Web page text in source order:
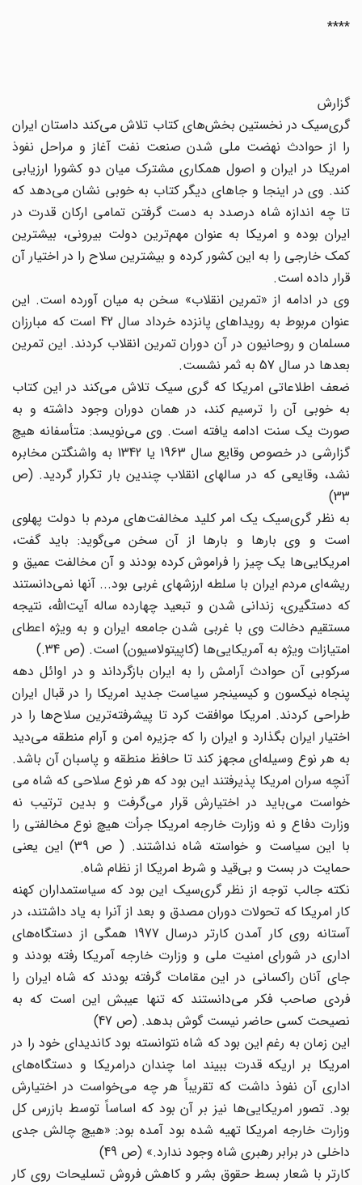
****
گزارش
گری‌سیک در نخستین بخش‌های کتاب تلاش می‌کند داستان ایران
را از حوادث نهضت ملی شدن صنعت نفت آغاز و مراحل نفوذ
امریکا در ایران و اصول همکاری مشترک میان دو کشورا ارزیابی
کند. وی در اینجا و جاهای دیگر کتاب به خوبی نشان می‌دهد که
تا چه اندازه شاه درصدد به دست گرفتن تمامی ارکان قدرت در
ایران بوده و امریکا به عنوان مهم‌ترین دولت بیرونی، بیشترین
کمک خارجی را به این کشور کرده و بیشترین سلاح را در اختیار آن
قرار داده است.
وی در ادامه از «تمرین انقلاب» سخن به میان آورده است. این
عنوان مربوط به رویداهای پانزده خرداد سال 42 است که مبارزان
مسلمان و روحانیون در آن دوران تمرین انقلاب کردند. این تمرین
بعدها در سال 57 به ثمر نشست.
ضعف اطلاعاتی امریکا که گری سیک تلاش می‌کند در این کتاب
به خوبی آن را ترسیم کند، در همان دوران وجود داشته و به
صورت یک سنت ادامه یافته است. وی می‌نویسد: متأسفانه هیچ
گزارشی در خصوص وقایع سال 1963 یا 1342 به واشنگتن مخابره
نشد، وقایعی که در سالهای انقلاب چندین بار تکرار گردید. (ص
33)
به نظر گری‌سیک یک امر کلید مخالفت‌های مردم با دولت پهلوی
است و وی بارها و بارها از آن سخن می‌گوید: باید گفت،
امریکایی‌ها یک چیز را فراموش کرده بودند و ‌آن مخالفت عمیق و
ریشه‌ای مردم ایران با سلطه ارزشهای غربی بود... آنها نمی‌دانستند
که دستگیری، زندانی شدن و تبعید چهارده ساله آیت‌الله، نتیجه
مستقیم دخالت وی با غربی شدن جامعه ایران و به ویژه اعطای
امتیازات ویژه به آمریکایی‌ها‌ (کاپیتولاسیون) است. (ص 34.)
سرکوبی آن حوادث آرامش را به ایران بازگرداند و در اوائل دهه
پنجاه نیکسون و کیسینجر سیاست جدید امریکا را در قبال ایران
طراحی کردند. امریکا موافقت کرد تا پیشرفته‌ترین سلاح‌ها را در
اختیار ایران بگذارد و ایران را که جزیره امن و آرام منطقه می‌دید
به هر نوع وسیله‌ای مجهز کند تا حافظ منطقه و پاسبان آن باشد.
آنچه سران امریکا پذیرفتند این بود که هر نوع سلاحی که شاه می‌
خواست می‌باید در اختیارش قرار می‌گرفت و بدین ترتیب نه
وزارت دفاع و نه وزارت خارجه امریکا جرأت هیچ نوع مخالفتی را
با این سیاست و خواسته شاه نداشتند. ( ص 39) این یعنی
حمایت در بست و بی‌قید و شرط امریکا از نظام شاه.
نکته جالب توجه از نظر گری‌سیک این بود که سیاستمداران کهنه
کار امریکا که تحولات دوران مصدق و بعد از آنرا به یاد داشتند، در
آستانه روی کار آمدن کارتر درسال 1977 همگی از دستگاه‌های
اداری در شورای امنیت ملی و وزارت خارجه آمریکا رفته بودند و
جای آنان راکسانی در این مقامات گرفته بودند که شاه ایران را
فردی صاحب فکر می‌دانستند که تنها عیبش این است که به
نصیحت کسی حاضر نیست گوش بدهد. (ص 47)
این زمان به رغم این بود که شاه نتوانسته بود کاندیدای خود را در
امریکا بر اریکه قدرت ببیند اما چندان درامریکا و دستگاه‌های
اداری آن نفوذ داشت که تقریباً هر چه می‌خواست در اختیارش
بود. تصور امریکایی‌ها نیز بر آن بود که اساساً توسط بازرس کل
وزارت خارجه امریکا تهیه شده بود آمده بود: «هیچ چالش جدی
داخلی در برابر رهبری شاه وجود ندارد.» (ص 49)
کارتر با شعار بسط حقوق بشر و کاهش فروش تسلیحات روی کار